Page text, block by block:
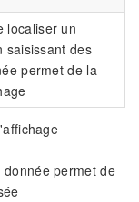
localiser un
saisissant des
permet de la
permet de